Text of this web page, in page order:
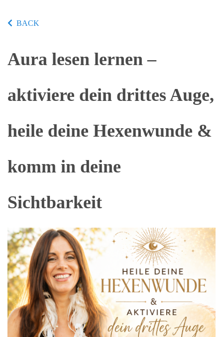
BACK
Aura lesen lernen –
aktiviere dein drittes Auge,
heile deine Hexenwunde &
komm in deine
Sichtbarkeit